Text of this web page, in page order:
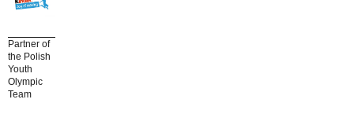
Partner of
the Polish
Youth
Olympic
Team